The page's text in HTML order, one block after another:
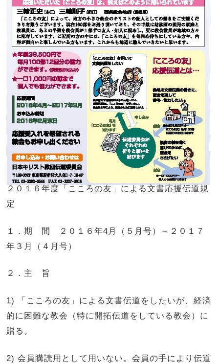
２０１６年度「こころの友」による文書応援伝道規
定
１．期 間 ２０１６年4月（５月号）～２０１７
年３月（４月号）
２．主 旨
1) 「こころの友」による文書伝道をしたいが、経済
的に困難な教会（特に開拓伝道をしている教会）に
贈る。
2) 会員購読用として用いない。会員の手により伝道